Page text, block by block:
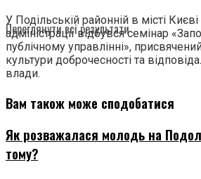
Переглянути всі результати
У Подільській районній в місті
адміністрації відбувся семінар
публічному управлінні»,
культури доброчесності та
влади.
Вам також може сподобатися
Як розважалася молодь на
тому?